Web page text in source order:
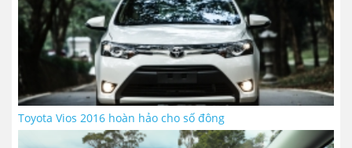
Toyota Vios 2016 hoàn hảo cho số đông